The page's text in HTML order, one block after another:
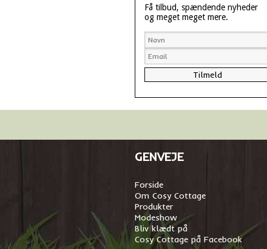
Få tilbud, spændende nyheder
og meget meget mere.
GENVEJE
Forside
Om Cosy Cottage
Produkter
Modeshow
Bliv klædt på
Cosy Cottage på Facebook